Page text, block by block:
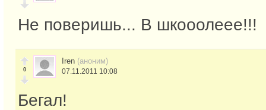
Не поверишь... В шкооолеее!!!
0
Iren (аноним)
07.11.2011 10:08
Бегал!